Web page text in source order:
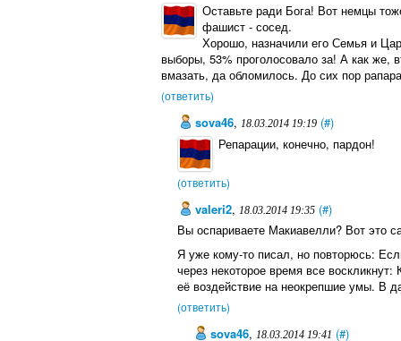
Оставьте ради Бога! Вот немцы
фашист - сосед.
Хорошо, назначили его Семья и
выборы, 53% проголосовало за! А как же,
вмазать, да обломилось. До сих пор
(ответить)
sova46, 18.03.2014 19:19 (#)
Репарации, конечно, пардон!
(ответить)
valeri2, 18.03.2014 19:35 (#)
Вы оспариваете Макиавелли? Вот это
Я уже кому-то писал, но повторюсь:
через некоторое время все
её воздействие на неокрепшие умы. В
(ответить)
sova46,18.03.2014 19:41 (#)